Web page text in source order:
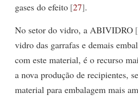
gases do efeito 27 .
No setor do vidro, a ABIVIDRO
vidro das garrafas e demais
com este material, é o recurso
a nova produção de recipientes,
material para embalagem mais